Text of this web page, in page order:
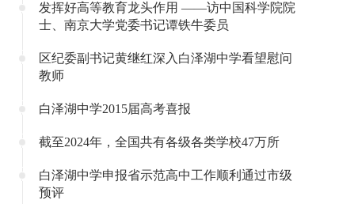
发挥好高等教育龙头作用 ——访中国科学院院
士、南京大学党委书记谭铁牛委员
区纪委副书记黄继红深入白泽湖中学看望慰问
教师
白泽湖中学2015届高考喜报
截至2024年，全国共有各级各类学校47万所
白泽湖中学申报省示范高中工作顺利通过市级
预评